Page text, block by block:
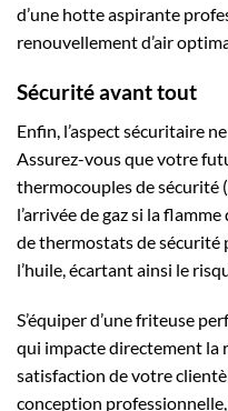
d’une hotte aspirante
renouvellement d’air
Sécurité avant tout
Enfin, l’aspect sécuritaire
Assurez-vous que votre
thermocouples de
l’arrivée de gaz si la
de thermostats de
l’huile, écartant ainsi le
S’équiper d’une friteuse
qui impacte directement la
satisfaction de votre
conception